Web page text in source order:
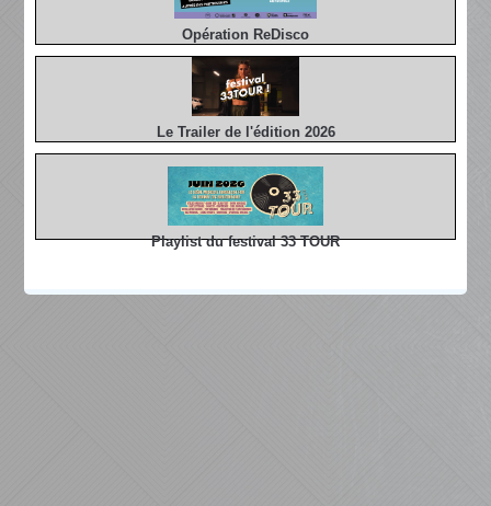
Opération ReDisco
Le Trailer de l'édition 2026
Playlist du festival 33 TOUR